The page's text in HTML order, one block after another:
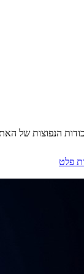
הנפוצות של
פלט